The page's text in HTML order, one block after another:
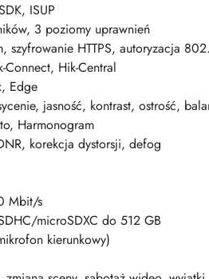
ISUP
3 poziomy uprawnień
szyfrowanie HTTPS, autoryzacja
Hik-Central
Edge
jasność, kontrast, ostrość,
Harmonogram
korekcja dystorsji, defog
Mbit/s
microSDXC do 512 GB
kierunkowy)